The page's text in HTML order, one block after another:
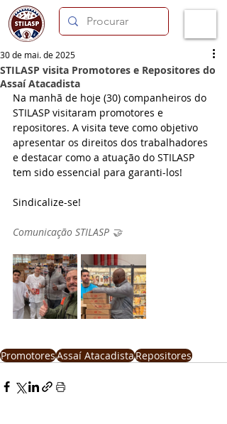
STILASP visita Promotores e Repositores do
Assaí Atacadista
30 de mai. de 2025
Na manhã de hoje (30) companheiros do
STILASP visitaram promotores e
repositores. A visita teve como objetivo
apresentar os direitos dos trabalhadores
e destacar como a atuação do STILASP
tem sido essencial para garanti-los!
Sindicalize-se!
Comunicação STILASP 🤝
PromotoresAssaí AtacadistaRepositores